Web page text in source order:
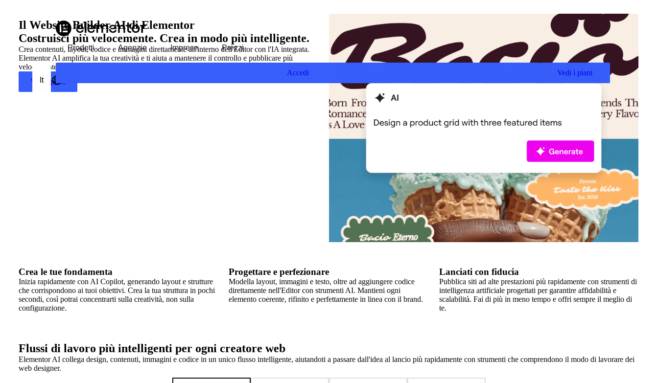
Prodotti Agenzie Imprese Prezzi
It
Accedi Vedi i piani
Il Website Builder AI di Elementor
Costruisci più velocemente. Crea in modo più intelligente.
Crea contenuti, layout, codice e immagini direttamente all'interno dell'Editor con l'IA integrata.
Elementor AI amplifica la tua creatività e ti aiuta a mantenere il controllo e pubblicare più
velocemente che mai.
Vedi i piani
Crea le tue fondamenta
Inizia rapidamente con AI Copilot, generando layout e strutture
che corrispondono ai tuoi obiettivi. Crea la tua struttura in pochi
secondi, così potrai concentrarti sulla creatività, non sulla
configurazione.
Progettare e perfezionare
Modella layout, immagini e testo, oltre ad aggiungere codice
direttamente nell'Editor con strumenti AI. Mantieni ogni
elemento coerente, rifinito e perfettamente in linea con il brand.
Lanciati con fiducia
Pubblica siti ad alte prestazioni più rapidamente con strumenti di
intelligenza artificiale progettati per garantire affidabilità e
scalabilità. Fai di più in meno tempo e offri sempre il meglio di
te.
Flussi di lavoro più intelligenti per ogni creatore web
Elementor AI collega design, contenuti, immagini e codice in un unico flusso intelligente, aiutandoti a passare dall'idea al lancio più rapidamente con strumenti che comprendono il modo di lavorare dei
web designer.